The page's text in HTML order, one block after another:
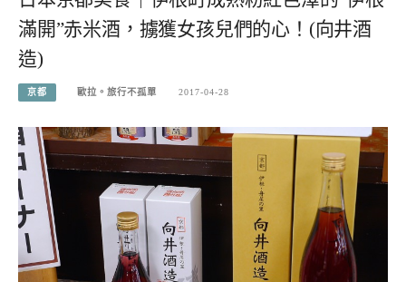
滿開”赤米酒，擄獲女孩兒們的心！(向井酒
造)
京都 歐拉。旅行不孤單 2017-04-28